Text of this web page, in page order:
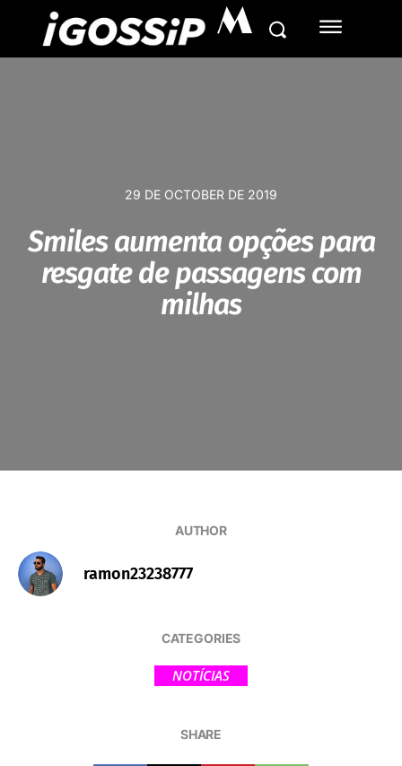
M
29 DE OCTOBER DE 2019
Smiles aumenta opções para
resgate de passagens com
milhas
AUTHOR
ramon23238777
CATEGORIES
NOTÍCIAS
SHARE